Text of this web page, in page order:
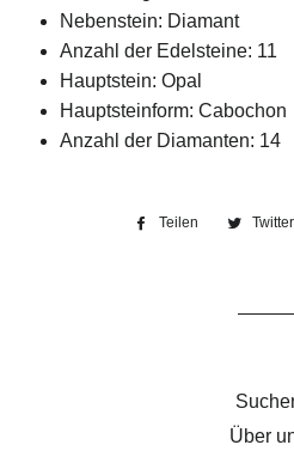
Nebenstein: Diamant
Anzahl der Edelsteine: 11
Hauptstein: Opal
Hauptsteinform: Cabochon
Anzahl der Diamanten: 14
Teilen
Auf
Über